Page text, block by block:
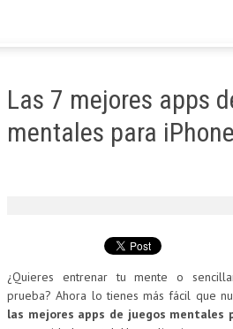
ACTUALIDAD
Las 7 mejores apps
mentales para iPhone
¿Quieres entrenar tu mente o
prueba? Ahora lo tienes más fácil que
las mejores apps de juegos mentales